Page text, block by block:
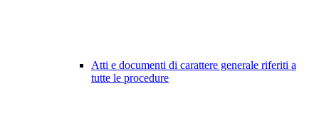
Atti e documenti di carattere generale riferiti a
tutte le procedure